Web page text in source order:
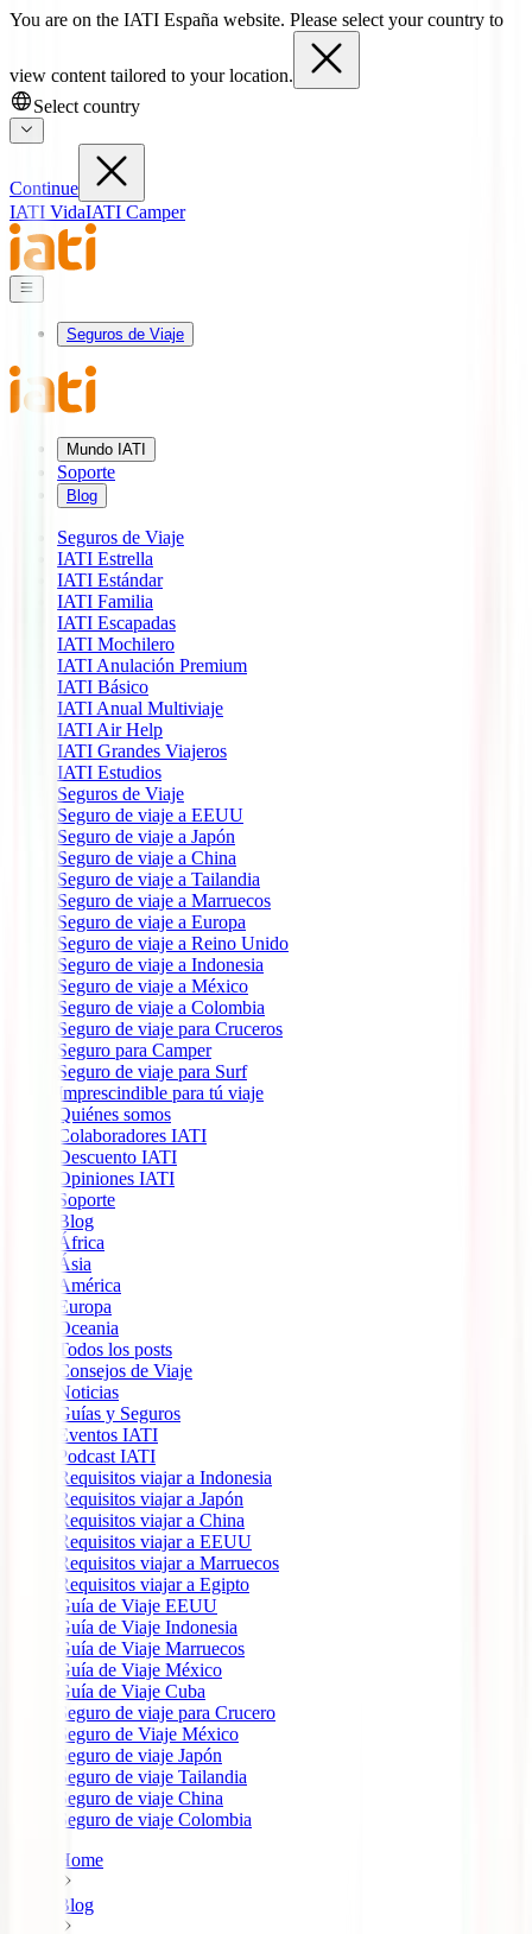
You are on the IATI España website. Please select your country to
view content tailored to your location.
Select country
Continue
IATI VidaIATI Camper
Seguros de Viaje
Mundo IATI
Soporte
Blog
Seguros de Viaje
IATI Estrella
IATI Estándar
IATI Familia
IATI Escapadas
IATI Mochilero
IATI Anulación Premium
IATI Básico
IATI Anual Multiviaje
IATI Air Help
IATI Grandes Viajeros
IATI Estudios
Seguros de Viaje
Seguro de viaje a EEUU
Seguro de viaje a Japón
Seguro de viaje a China
Seguro de viaje a Tailandia
Seguro de viaje a Marruecos
Seguro de viaje a Europa
Seguro de viaje a Reino Unido
Seguro de viaje a Indonesia
Seguro de viaje a México
Seguro de viaje a Colombia
Seguro de viaje para Cruceros
Seguro para Camper
Seguro de viaje para Surf
Imprescindible para tú viaje
Quiénes somos
Colaboradores IATI
Descuento IATI
Opiniones IATI
Soporte
Blog
África
Ásia
América
Europa
Oceania
Todos los posts
Consejos de Viaje
Noticias
Guías y Seguros
Eventos IATI
Podcast IATI
Requisitos viajar a Indonesia
Requisitos viajar a Japón
Requisitos viajar a China
Requisitos viajar a EEUU
Requisitos viajar a Marruecos
Requisitos viajar a Egipto
Guía de Viaje EEUU
Guía de Viaje Indonesia
Guía de Viaje Marruecos
Guía de Viaje México
Guía de Viaje Cuba
Seguro de viaje para Crucero
Seguro de Viaje México
Seguro de viaje Japón
Seguro de viaje Tailandia
Seguro de viaje China
Seguro de viaje Colombia
Home
Blog